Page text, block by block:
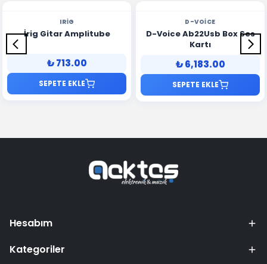
IRIG
İrig Gitar Amplitube
₺ 713.00
SEPETE EKLE
D-VOICE
D-Voice Ab22Usb Box Ses
Kartı
₺ 6,183.00
SEPETE EKLE
Hesabım
Kategoriler